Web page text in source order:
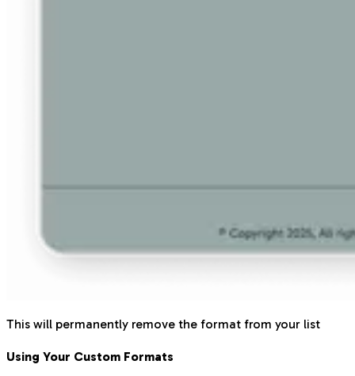
This will permanently remove the format from your list
Using Your Custom Formats